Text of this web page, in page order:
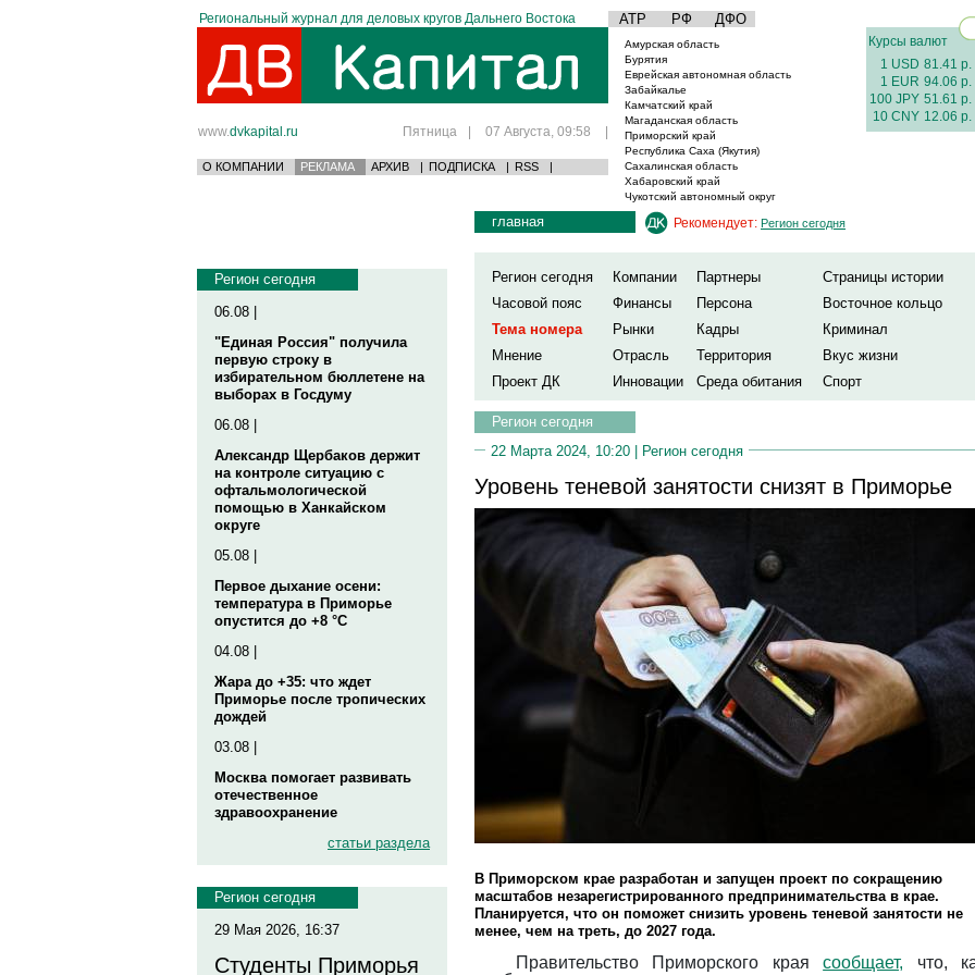
Региональный журнал для деловых кругов Дальнего Востока АТР РФ ДФО
www.dvkapital.ru Пятница | 07 Августа, 09:58 |
О КОМПАНИИ РЕКЛАМА АРХИВ | ПОДПИСКА | RSS |
Амурская область
Бурятия
Еврейская автономная область
Забайкалье
Камчатский край
Магаданская область
Приморский край
Республика Саха (Якутия)
Сахалинская область
Хабаровский край
Чукотский автономный округ
Курсы валют
1 USD 81.41 р.
1 EUR 94.06 р.
100 JPY 51.61 р.
10 CNY 12.06 р.
Регион сегодня
06.08 |
"Единая Россия" получила
первую строку в
избирательном бюллетене на
выборах в Госдуму
06.08 |
Александр Щербаков держит
на контроле ситуацию с
офтальмологической
помощью в Ханкайском
округе
05.08 |
Первое дыхание осени:
температура в Приморье
опустится до +8 °C
04.08 |
Жара до +35: что ждет
Приморье после тропических
дождей
03.08 |
Москва помогает развивать
отечественное
здравоохранение
статьи раздела
Регион сегодня
29 Мая 2026, 16:37
Студенты Приморья
главная Рекомендует: Регион сегодня
Регион сегодня Компании Партнеры
Страницы истории
Часовой пояс
Финансы Персона
Восточное кольцо
Тема номера
Рынки Кадры
Криминал
Мнение
Отрасль Территория
Вкус жизни
Проект ДК
Инновации Среда обитания Спорт
Регион сегодня
22 Марта 2024, 10:20 | Регион сегодня
Уровень теневой занятости снизят в Приморье
В Приморском крае разработан и запущен проект по сокращению
масштабов незарегистрированного предпринимательства в крае.
Планируется, что он поможет снизить уровень теневой занятости не
менее, чем на треть, до 2027 года.
Правительство Приморского краясообщает, что,